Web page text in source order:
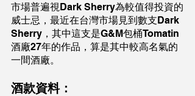
市場普遍視Dark Sherry為較值得投資的
威士忌，最近在台灣市場見到數支Dark
Sherry，其中這支是G&M包桶Tomatin
酒廠27年的作品，算是其中較高名氣的
一間酒廠。
酒款資料：